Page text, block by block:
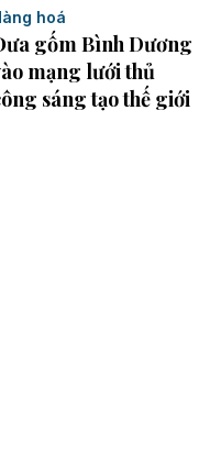
hoá
gốm Bình Dương
mạng lưới thủ
sáng tạo thế giới